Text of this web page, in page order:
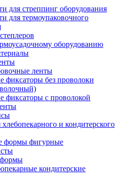
для стреппинг оборудования
для термоупаковочного
оборудованию
ленты
фиксаторы без проволоки
фиксаторы с проволокой
и кондитерского
формы фигурные
кондитерские